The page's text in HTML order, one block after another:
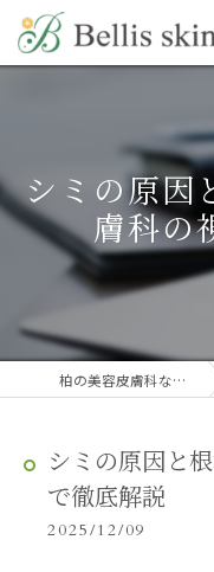
シミの原因
膚科の
柏の美容皮膚科ならBellis skin clinic
シミの原因と
で徹底解説
2025/12/09